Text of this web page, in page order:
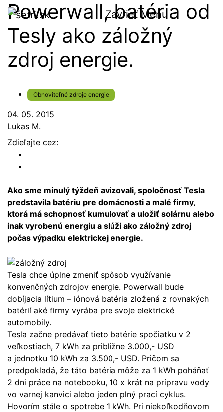
Zavrieť Menu
Powerwall, batéria od
Tesly ako záložný
zdroj energie.
Obnoviteľné zdroje energie
04. 05. 2015
Lukas M.
Zdieľajte cez:
Ako sme minulý týždeň avizovali, spoločnosť Tesla
predstavila batériu pre domácnosti a malé firmy,
ktorá má schopnosť kumulovať a uložiť solárnu alebo
inak vyrobenú energiu a slúži ako záložný zdroj
počas výpadku elektrickej energie.
Tesla chce úplne zmeniť spôsob využívanie
konvenčných zdrojov energie. Powerwall bude
dobíjacia lítium – iónová batéria zložená z rovnakých
batérií aké firmy vyrába pre svoje elektrické
automobily.
Tesla začne predávať tieto batérie spočiatku v 2
veľkostiach, 7 kWh za približne 3.000,- USD
a jednotku 10 kWh za 3.500,- USD. Pričom sa
predpokladá, že táto batéria môže za 1 kWh poháňať
2 dni práce na notebooku, 10 x krát na prípravu vody
vo varnej kanvici alebo jeden plný prací cyklus.
Hovorím stále o spotrebe 1 kWh. Pri niekoľkodňovom